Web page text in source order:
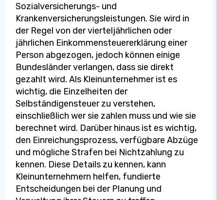
Sozialversicherungs- und
Krankenversicherungsleistungen. Sie wird in
der Regel von der vierteljährlichen oder
jährlichen Einkommensteuererklärung einer
Person abgezogen, jedoch können einige
Bundesländer verlangen, dass sie direkt
gezahlt wird. Als Kleinunternehmer ist es
wichtig, die Einzelheiten der
Selbständigensteuer zu verstehen,
einschließlich wer sie zahlen muss und wie sie
berechnet wird. Darüber hinaus ist es wichtig,
den Einreichungsprozess, verfügbare Abzüge
und mögliche Strafen bei Nichtzahlung zu
kennen. Diese Details zu kennen, kann
Kleinunternehmern helfen, fundierte
Entscheidungen bei der Planung und